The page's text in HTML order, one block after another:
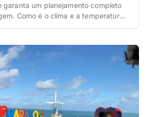
garanta um planejamento completo
Como é o clima e a temperatura
Maragogi é a que diz respeito ao